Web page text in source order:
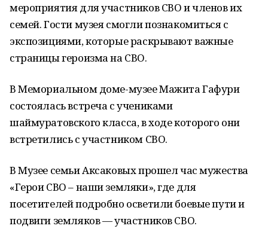
мероприятия для участников СВО и членов их
семей. Гости музея смогли познакомиться с
экспозициями, которые раскрывают важные
страницы героизма на СВО.
В Мемориальном доме-музее Мажита Гафури
состоялась встреча с учениками
шаймуратовского класса, в ходе которого они
встретились с участником СВО.
В Музее семьи Аксаковых прошел час мужества
«Герои СВО – наши земляки», где для
посетителей подробно осветили боевые пути и
подвиги земляков — участников СВО.